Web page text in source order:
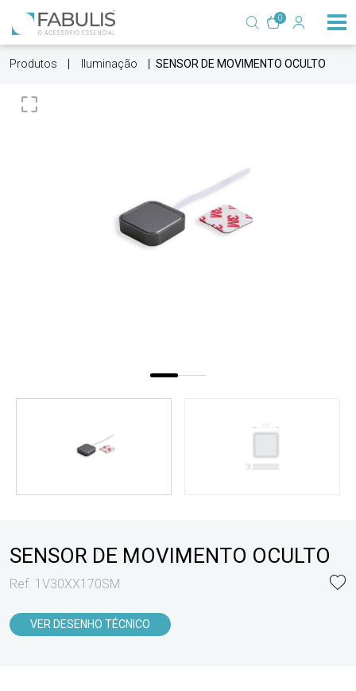
0
Produtos Iluminação SENSOR DE MOVIMENTO OCULTO
SENSOR DE MOVIMENTO OCULTO
Ref. 1V30XX170SM
VER DESENHO TÉCNICO